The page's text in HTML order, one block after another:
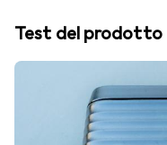
Test del prodotto